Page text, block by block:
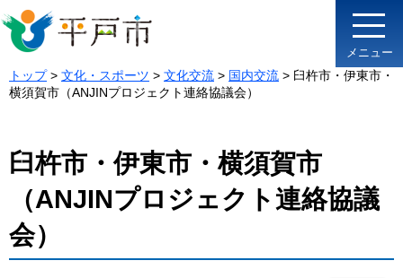
メニュー
トップ> 文化・スポーツ > 文化交流 > 国内交流 > 臼杵市・伊東市・
横須賀市（ANJINプロジェクト連絡協議会）
臼杵市・伊東市・横須賀市
（ANJINプロジェクト連絡協議
会）